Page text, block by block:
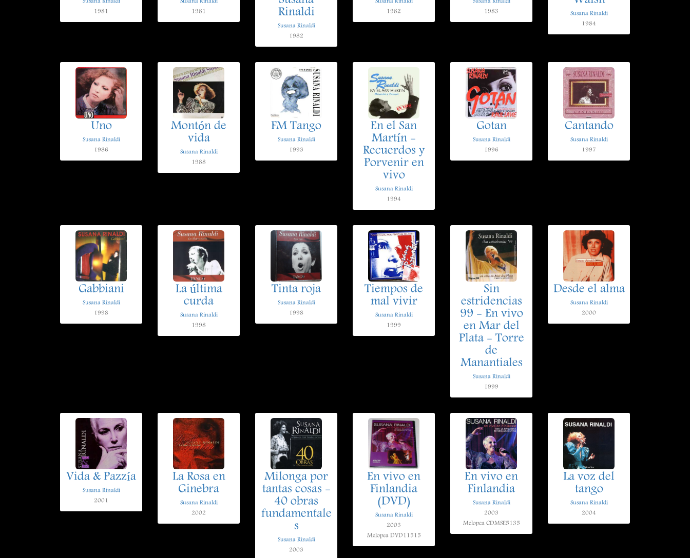
1981
1981
Rinaldi
Susana Rinaldi
1982
1982
1983
Susana Rinaldi
1984
Uno
Susana Rinaldi
1986
Montón de
vida
Susana Rinaldi
1988
FM Tango
Susana Rinaldi
1993
En el San
Martín -
Recuerdos y
Porvenir en
vivo
Susana Rinaldi
1994
Gotan
Susana Rinaldi
1996
Cantando
Susana Rinaldi
1997
Gabbiani
Susana Rinaldi
1998
La última
curda
Susana Rinaldi
1998
Tinta roja
Susana Rinaldi
1998
Tiempos de
mal vivir
Susana Rinaldi
1999
Sin
estridencias
99 - En vivo
en Mar del
Plata - Torre
de
Manantiales
Susana Rinaldi
1999
Desde el alma
Susana Rinaldi
2000
Vida & Pazzía
Susana Rinaldi
2001
La Rosa en
Ginebra
Susana Rinaldi
2002
Milonga por
tantas cosas -
40 obras
fundamentale
s
Susana Rinaldi
2003
En vivo en
Finlandia
(DVD)
Susana Rinaldi
2003
Melopea DVD11515
En vivo en
Finlandia
Susana Rinaldi
2003
Melopea CDMSE5135
La voz del
tango
Susana Rinaldi
2004